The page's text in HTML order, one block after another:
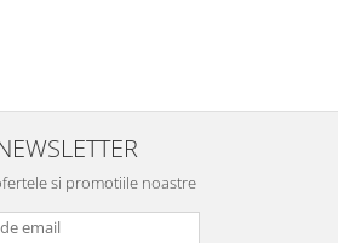
si promotiile noastre